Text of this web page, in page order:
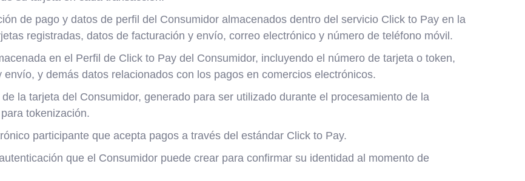
de pago y datos de perfil del Consumidor almacenados dentro del servicio Click to Pay en la
registradas, datos de facturación y envío, correo electrónico y número de teléfono móvil.
en el Perfil de Click to Pay del Consumidor, incluyendo el número de tarjeta o token,
y demás datos relacionados con los pagos en comercios electrónicos.
la tarjeta del Consumidor, generado para ser utilizado durante el procesamiento de la
tokenización.
participante que acepta pagos a través del estándar Click to Pay.
que el Consumidor puede crear para confirmar su identidad al momento de